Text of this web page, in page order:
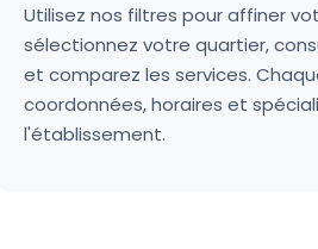
Utilisez nos filtres pour affiner
sélectionnez votre quartier,
et comparez les services.
coordonnées, horaires et
l'établissement.